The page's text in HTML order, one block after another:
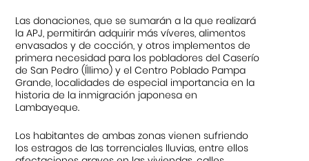
Las donaciones, que se sumarán a la que realizará
la APJ, permitirán adquirir más víveres, alimentos
envasados y de cocción, y otros implementos de
primera necesidad para los pobladores del Caserío
de San Pedro (Íllimo) y el Centro Poblado Pampa
Grande, localidades de especial importancia en la
historia de la inmigración japonesa en
Lambayeque.
Los habitantes de ambas zonas vienen sufriendo
los estragos de las torrenciales lluvias, entre ellos